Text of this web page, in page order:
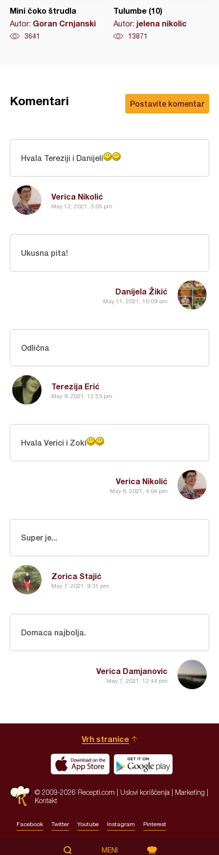
Mini čoko štrudla
Autor: Goran Crnjanski
3641
Tulumbe (10)
Autor: jelena nikolic
13871
Postavite komentar
Komentari
Verica Nikolić
May 12, 2021, 3:05 pm
Hvala Tereziji i Danijeli
Danijela Žikić
May 11, 2021, 10:09 am
Ukusna pita!
Terezija Erić
May 9, 2021, 12:53 pm
Odlična
Verica Nikolić
May 8, 2021, 4:04 pm
Hvala Verici i Zoki
Zorica Stajić
May 7, 2021, 9:31 pm
Super je...
Verica Damjanovic
May 7, 2021, 12:44 pm
Domaca najbolja.
Vrh stranice
© 2009-2026 Recepti.com | Uslovi korišćenja Marketing
Kontakt
Facebook Twitter Youtube Instagram Pinterest